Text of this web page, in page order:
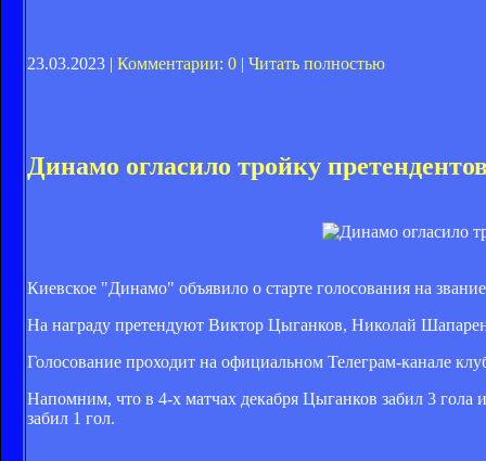
23.03.2023 | Комментарии: 0 | Читать полностью
Динамо огласило тройку
Киевское "Динамо" объявило о старте голосования на
На награду претендуют Виктор Цыганков, Николай
Голосование проходит на официальном Телеграм-канале
Напомним, что в 4-х матчах декабря Цыганков забил 3 гола
забил 1 гол.